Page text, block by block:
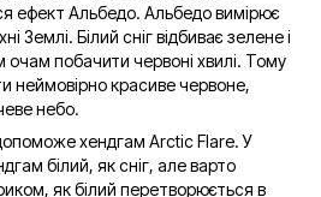
ефект Альбедо. Альбедо вимірює
Землі. Білий сніг відбиває зелене і
побачити червоні хвилі. Тому
неймовірно красиве червоне,
небо.
хендгам Arctic Flare. У
білий, як сніг, але варто
як білий перетворюється в